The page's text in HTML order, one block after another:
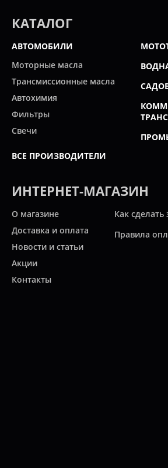
КАТАЛОГ
АВТОМОБИЛИ
Моторные масла
Трансмиссионные масла
Автохимия
Фильтры
Свечи
ВСЕ ПРОИЗВОДИТЕЛИ
ИНТЕРНЕТ-МАГАЗИН
О магазине
Доставка и оплата
Новости и статьи
Акции
Контакты
Как сделать
Правила